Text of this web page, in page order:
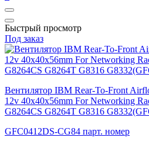
Быстрый просмотр
Под заказ
Вентилятор IBM Rear-To-Front
12v 40x40x56mm For Networking
G8264CS G8264T G8316
GFC0412DS-CG84 парт. номер